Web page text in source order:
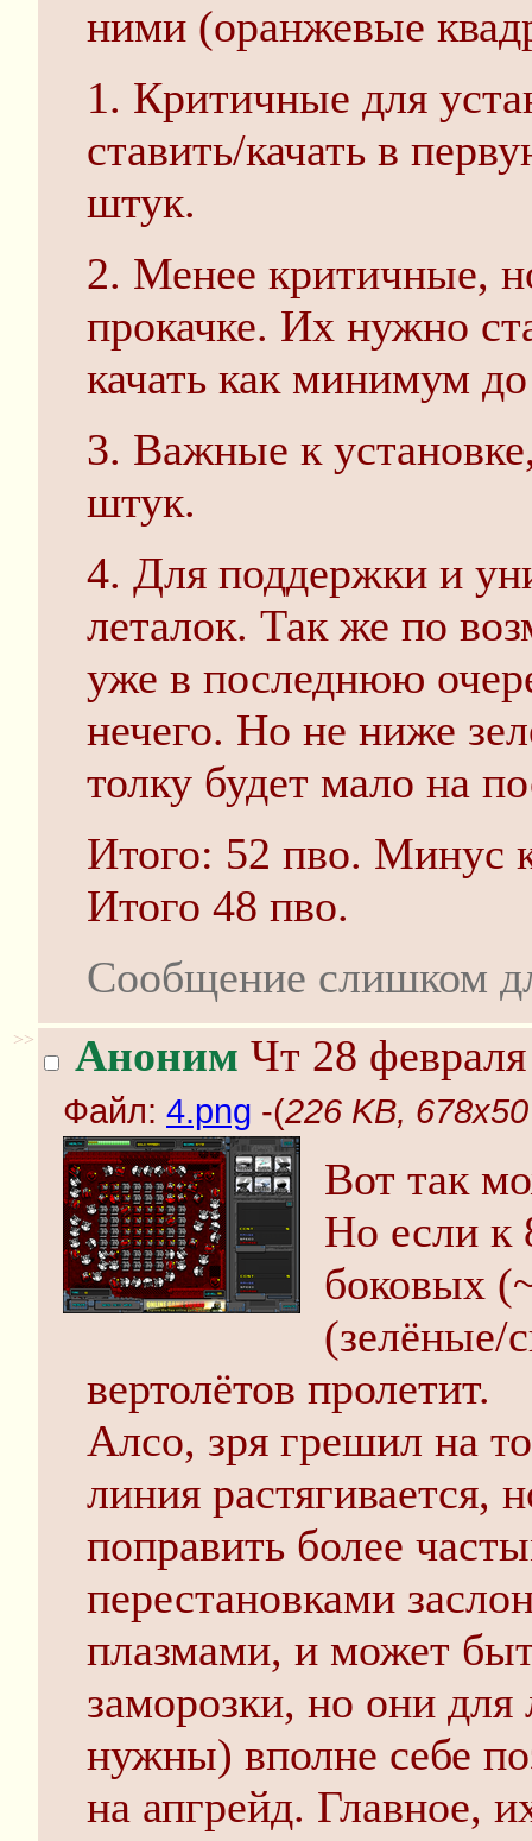
ними (оранжевые
1. Критичные для
ставить/качать в
штук.
2. Менее критичные,
прокачке. Их нужно
качать как минимум
3. Важные к
штук.
4. Для поддержки и
леталок. Так же по
уже в последнюю
нечего. Но не ниже
толку будет мало на
Итого: 52 пво. Минус
Итого 48 пво.
Сообщение слишком
>> Аноним Чт 28
Файл: 4.png -(226 KB,
Вот так
Но если к
боковых
(зелёные/
вертолётов пролетит.
Алсо, зря грешил на
линия растягивается,
поправить более
перестановками
плазмами, и может
заморозки, но они
нужны) вполне себе
на апгрейд. Главное,